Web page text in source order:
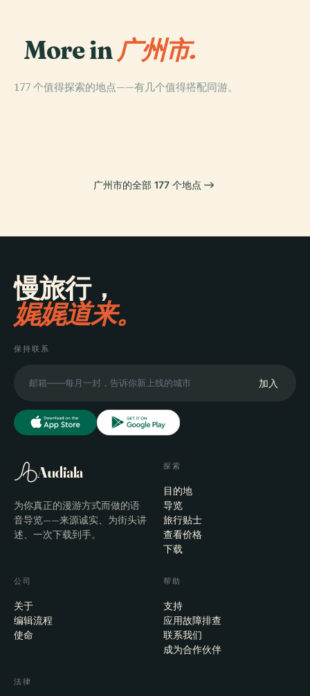
More in 广州市.
177 个值得探索的地点——有几个值得搭配同游。
PLACE PLACE
广州市的全部 177 个地点
慢旅行，
娓娓道来。
保持联系
加入
Audiala
为你真正的漫游方式而做的语
音导览——来源诚实、为街头讲
述、一次下载到手。
探索
目的地
导览
旅行贴士
查看价格
下载
公司
关于
编辑流程
使命
帮助
支持
应用故障排查
联系我们
成为合作伙伴
法律